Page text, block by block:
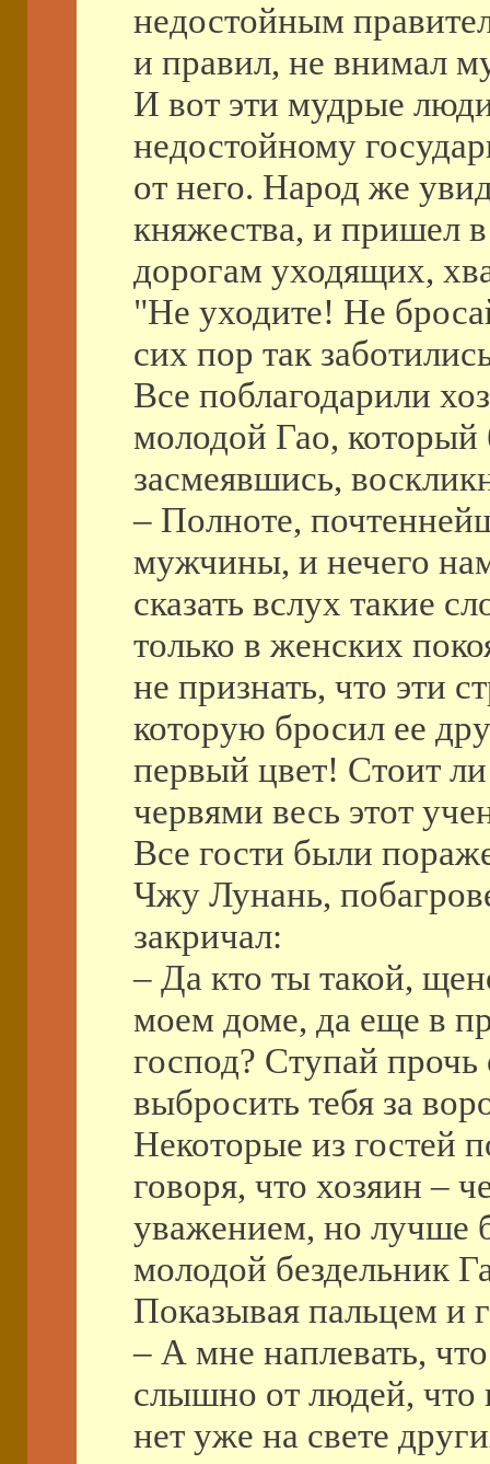
недостойным
и правил, не внимал
И вот эти мудрые
недостойному
от него. Народ же
княжества, и пришел
дорогам уходящих,
"Не уходите! Не
сих пор так
Все поблагодарили
молодой Гао,
засмеявшись,
– Полноте,
мужчины, и нечего
сказать вслух такие
только в женских
не признать, что эти
которую бросил ее
первый цвет! Стоит
червями весь этот
Все гости были
Чжу Лунань,
закричал:
– Да кто ты такой,
моем доме, да еще в
господ? Ступай прочь
выбросить тебя за
Некоторые из гостей
говоря, что хозяин –
уважением, но лучше
молодой бездельник
Показывая пальцем и
– А мне наплевать,
слышно от людей, что
нет уже на свете